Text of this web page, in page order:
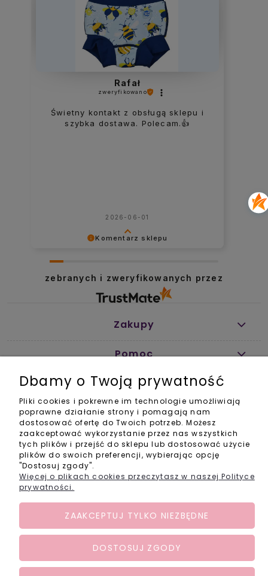
Komentarz sklepu
Rafał
zweryfikowano
Świetny kontakt z obsługą sklepu i
szybka dostawa. Polecam.👍️
2026-06-01
zebranych i zweryfikowanych przez
Zakupy
Pomoc
Informacje
Kontakt
info@activebabyshop.pl
+48 733 531 534
pon-pt w godz. 11-14
Social Media
POKAŻ PEŁNĄ WERSJĘ STRONY
Sklep internetowy Shoper.pl
Dbamy o Twoją prywatność
Pliki cookies i pokrewne im technologie umożliwiają
poprawne działanie strony i pomagają nam
dostosować ofertę do Twoich potrzeb. Możesz
zaakceptować wykorzystanie przez nas wszystkich
tych plików i przejść do sklepu lub dostosować użycie
plików do swoich preferencji, wybierając opcję
"Dostosuj zgody".
Więcej o plikach cookies przeczytasz w naszej Polityce
prywatności.
ZAAKCEPTUJ TYLKO NIEZBĘDNE
DOSTOSUJ ZGODY